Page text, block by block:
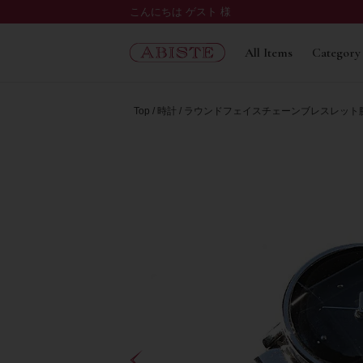
こんにちは ゲスト 様
All Items Category
Top 時計 ラウンドフェイスチェーンブレスレッ